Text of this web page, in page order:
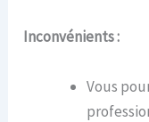
Inconvénients :
Vous